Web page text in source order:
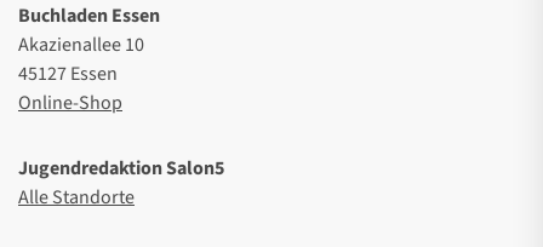
Buchladen Essen
Akazienallee 10
45127 Essen
Online-Shop
Jugendredaktion Salon5
Alle Standorte